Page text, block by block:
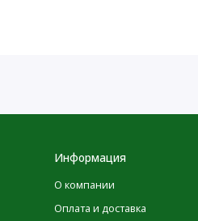
Информация
О компании
Оплата и доставка